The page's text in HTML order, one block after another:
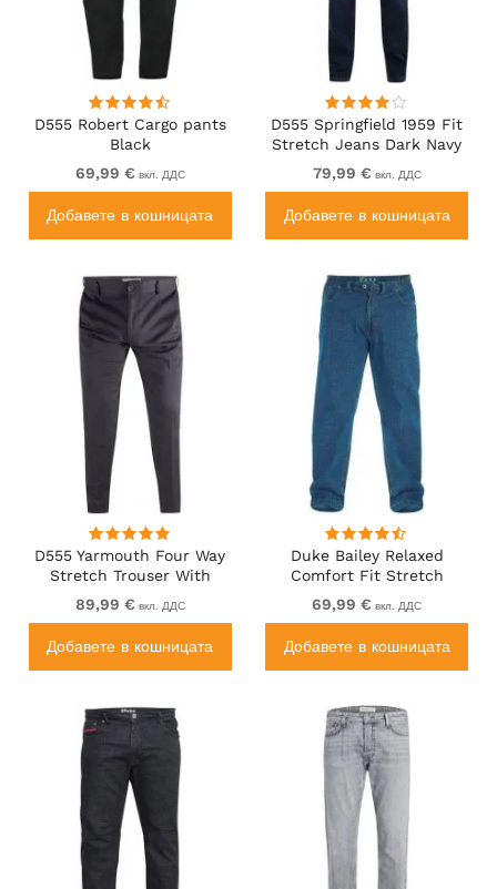
D555 Robert Cargo pants
Black
69,99 € вкл. ДДС
Добавете в кошницата
D555 Springfield 1959 Fit
Stretch Jeans Dark Navy
79,99 € вкл. ДДС
Добавете в кошницата
D555 Yarmouth Four Way
Stretch Trouser With
Flexible Waistband Black
89,99 € вкл. ДДС
Добавете в кошницата
Duke Bailey Relaxed
Comfort Fit Stretch
Jeans With Elasticated
Waist Stonewash
69,99 € вкл. ДДС
Добавете в кошницата